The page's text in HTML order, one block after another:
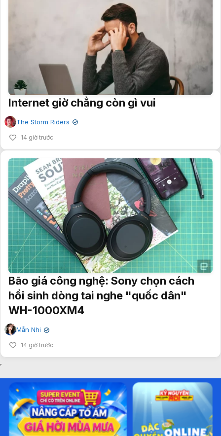
Internet giờ chẳng còn gì vui
The Storm Riders ✔
14 giờ trước
Bão giá công nghệ: Sony chọn cách
hồi sinh dòng tai nghe "quốc dân"
WH-1000XM4
Mẫn Nhi ✔
14 giờ trước